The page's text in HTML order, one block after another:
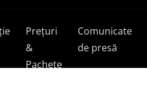
Prețuri
&
Pachete
Comunicate
de presă